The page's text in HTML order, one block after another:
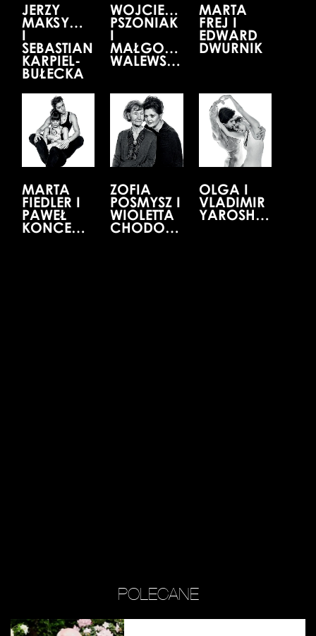
JERZY
MAKSYMIUK
I
SEBASTIAN
KARPIEL-
BUŁECKA
WOJCIECH
PSZONIAK
I
MAŁGORZATA
WALEWSKA
MARTA
FREJ I
EDWARD
DWURNIK
MARTA
FIEDLER I
PAWEŁ
KONCEWOJ
ZOFIA
POSMYSZ I
WIOLETTA
CHODOWICZ
OLGA I
VLADIMIR
YAROSHENKO
POLECANE